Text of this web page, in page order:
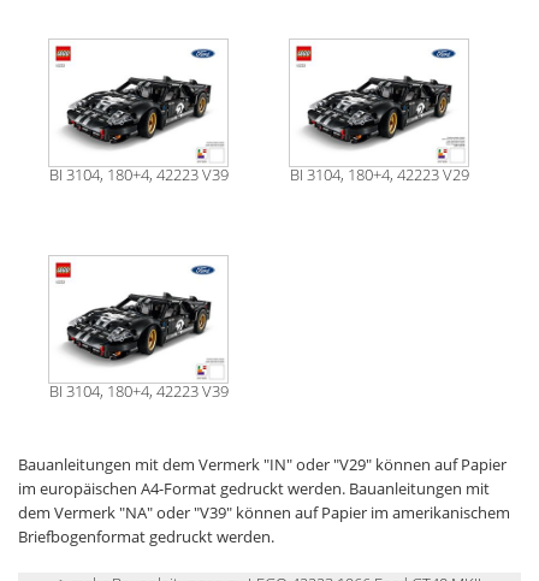
BI 3104, 180+4, 42223 V39 BI 3104, 180+4, 42223 V29
BI 3104, 180+4, 42223 V39
Bauanleitungen mit dem Vermerk "IN" oder "V29" können auf Papier
im europäischen A4-Format gedruckt werden. Bauanleitungen mit
dem Vermerk "NA" oder "V39" können auf Papier im amerikanischem
Briefbogenformat gedruckt werden.